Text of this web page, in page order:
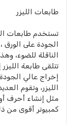
طابعات الليزر
تستخدم طابعات
الجودة على الورق
الناقلة للضوء،
تتلقى طابعة
إخراج عالي
الليزر، وتقوم
مثل إنشاء أحرف
كمبيوتر أقوى من